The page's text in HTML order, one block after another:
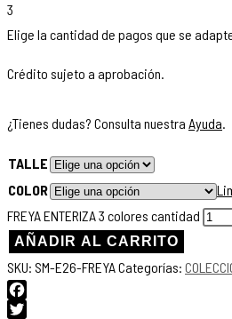
3
Elige la cantidad de pagos que se
Crédito sujeto a aprobación.
¿Tienes dudas? Consulta nuestra Ayuda.
TALLE
COLOR
FREYA ENTERIZA 3 colores cantidad
AÑADIR AL CARRITO
SKU: SM-E26-FREYACategorías:
Facebook